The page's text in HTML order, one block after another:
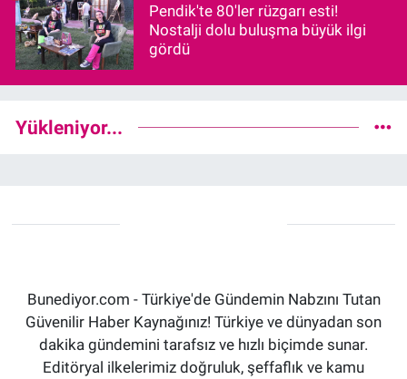
Pendik'te 80'ler rüzgarı esti!
Nostalji dolu buluşma büyük ilgi
gördü
Yükleniyor...
Bunediyor.com - Türkiye'de Gündemin Nabzını Tutan
Güvenilir Haber Kaynağınız! Türkiye ve dünyadan son
dakika gündemini tarafsız ve hızlı biçimde sunar.
Editöryal ilkelerimiz doğruluk, şeffaflık ve kamu